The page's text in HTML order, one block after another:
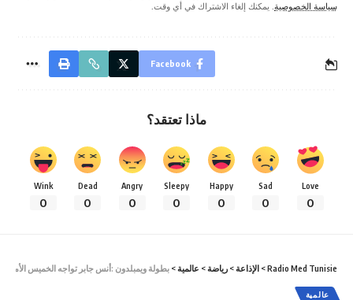
سياسة الخصوصية . يمكنك إلغاء الاشتراك في أي وقت.
Facebook
ماذا تعتقد؟
Love
0
Sad
0
Happy
0
Sleepy
0
Angry
0
Dead
0
Wink
0
Radio Med Tunisie
> الإذاعة> رياضة> عالمية> بطولة ويمبلدون :أنس جابر تواجه الخميس
عالمية